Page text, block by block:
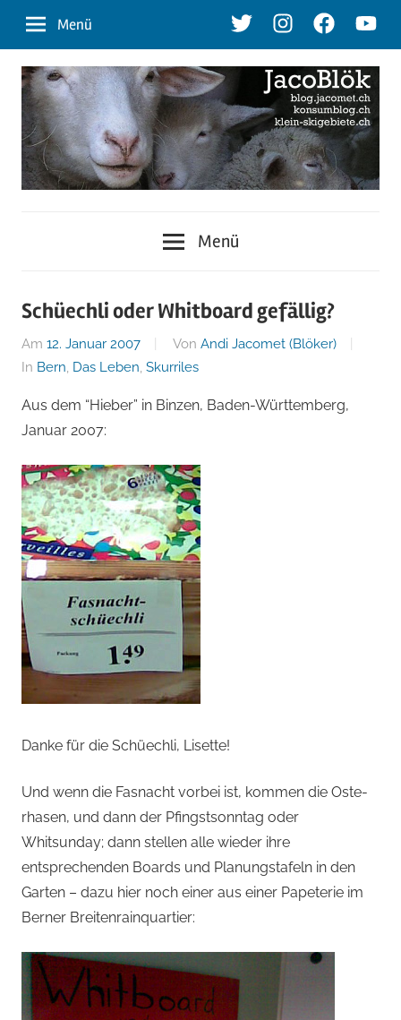
Inhalt
TwitterInstagramFacebook
Menü
der
Blog
von
Andi
Jacomet
klein-
Menü
Schüechli oder Whitboard gefällig?
Am 12. Januar 2007 Von Andi Jacomet (Blöker)
In Bern, Das Leben, Skurriles
Aus dem “Hieber” in Binzen, Baden-Württemberg,
Januar 2007:
Danke für die Schüechli, Lisette!
Und wenn die Fasnacht vorbei ist, kommen die Oste-
rhasen, und dann der Pfingstsonntag oder
Whitsunday; dann stellen alle wieder ihre
entsprechenden Boards und Planungstafeln in den
Garten – dazu hier noch einer aus einer Papeterie im
Berner Breitenrainquartier: